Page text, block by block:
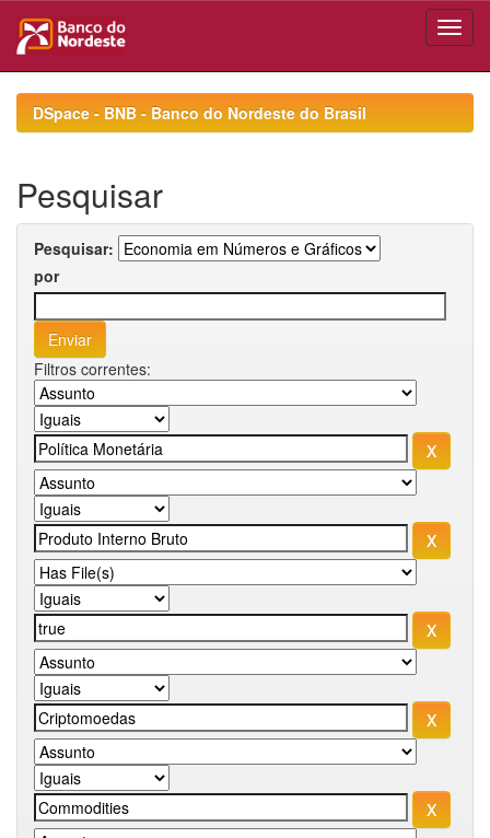
navigationDSpace - BNB - Banco do Nordeste do Brasil
Pesquisar
Pesquisar:
por
Filtros correntes: